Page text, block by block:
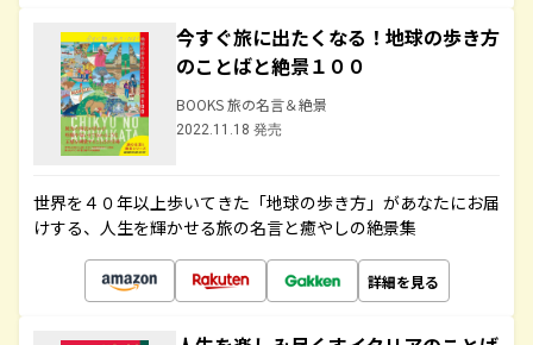
今すぐ旅に出たくなる！地球の歩き方
のことばと絶景１００
BOOKS 旅の名言＆絶景
2022.11.18 発売
世界を４０年以上歩いてきた「地球の歩き方」があなたにお届
けする、人生を輝かせる旅の名言と癒やしの絶景集
詳細を見る